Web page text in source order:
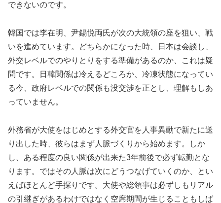
できないのです。
韓国では李在明、尹錫悦両氏が次の大統領の座を狙い、戦
いを進めています。どちらかになった時、日本は会談し、
外交レベルでのやりとりをする準備があるのか、これは疑
問です。日韓関係は冷えるどころか、冷凍状態になってい
る今、政府レベルでの関係も没交渉を正とし、理解もしあ
っていません。
外務省が大使をはじめとする外交官を人事異動で新たに送
り出した時、彼らはまず人脈づくりから始めます。しか
し、ある程度の良い関係が出来た3年前後で必ず転勤とな
ります。ではその人脈は次にどうつなげていくのか、とい
えばほとんど手探りです。大使や総領事は必ずしもリアル
の引継ぎがあるわけではなく空席期間が生じることもしば